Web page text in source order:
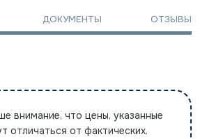
ДОКУМЕНТЫ ОТЗЫВЫ
внимание, что цены, указанные
отличаться от фактических.